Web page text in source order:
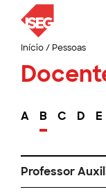
Início/ Pessoas
A B C D E
Professor